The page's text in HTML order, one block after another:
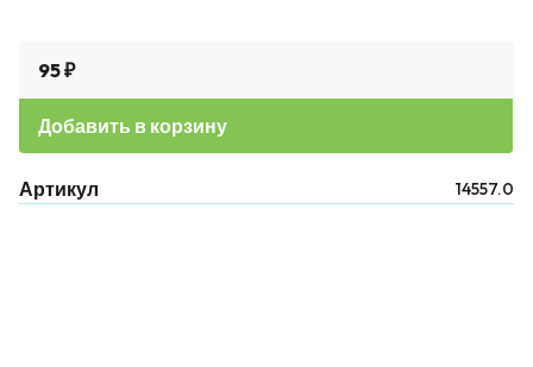
95 ₽
Добавить в корзину
Артикул 14557.0